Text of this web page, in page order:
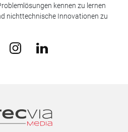
kennen zu lernen
nichttechnische Innovationen zu